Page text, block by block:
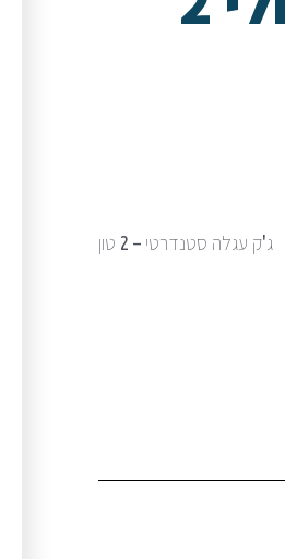
ג'ק עגלה סטנדרטי – 2 טון